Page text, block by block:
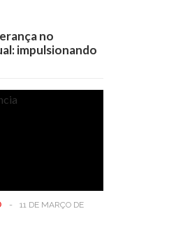
no
impulsionando
-
11 DE MARÇO DE